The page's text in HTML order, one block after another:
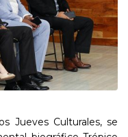
Jueves Culturales, se